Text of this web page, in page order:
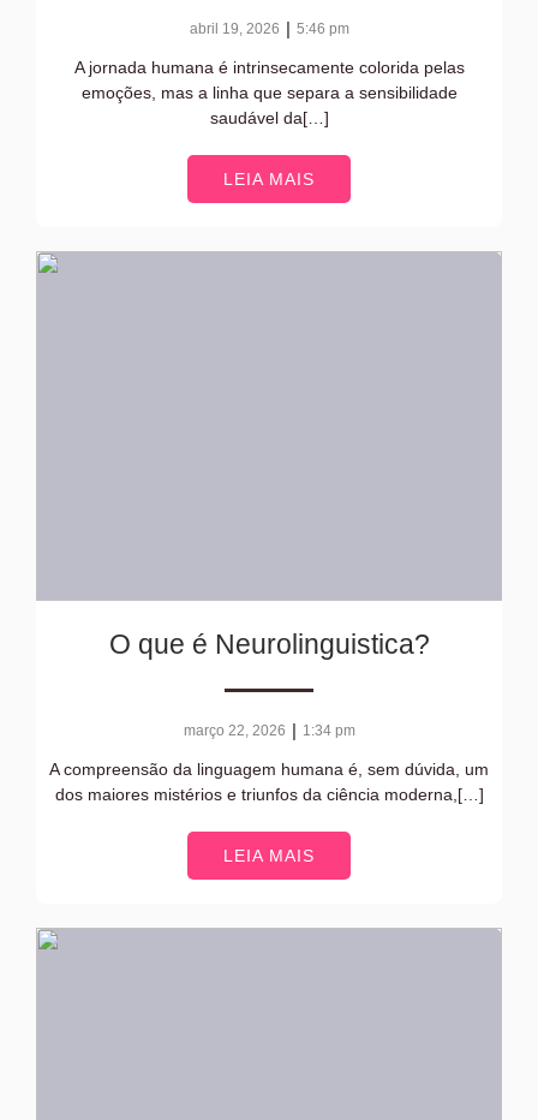
abril 19, 2026 | 5:46 pm
A jornada humana é intrinsecamente colorida pelas
emoções, mas a linha que separa a sensibilidade
saudável da[…]
LEIA MAIS
O que é Neurolinguistica?
março 22, 2026 | 1:34 pm
A compreensão da linguagem humana é, sem dúvida, um
dos maiores mistérios e triunfos da ciência moderna,[…]
LEIA MAIS